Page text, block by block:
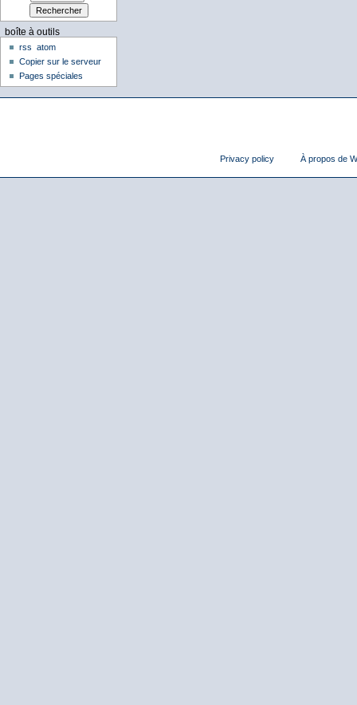
boîte à outils
rss
atom
Copier sur le serveur
Pages spéciales
Privacy policy À propos de